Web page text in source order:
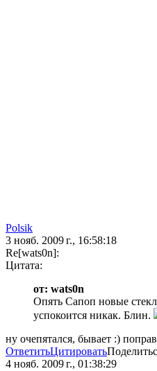
Polsik
3 нояб. 2009 г., 16:58:18
Re[wats0n]:
Цитата:
от: wats0n
Опять Сапоп новые
успокоится никак. Блин.
ну очепятался, бывает :)
ОтветитьЦитировать
4 нояб. 2009 г., 01:38:29